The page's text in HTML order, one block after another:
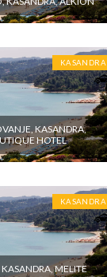
KASANDRA
KASANDRA,
HOTEL
KASANDRA
KASANDRA, MELITE